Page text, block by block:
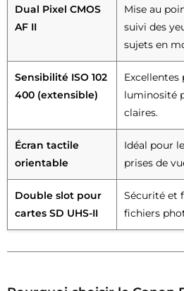
Dual Pixel CMOS
AF II
Mise au
suivi des
sujets en
Sensibilité ISO 102
400 (extensible)
luminosité
claires.
Écran tactile
orientable
Idéal pour
prises de
Double slot pour
cartes SD UHS-II
Sécurité et
fichiers